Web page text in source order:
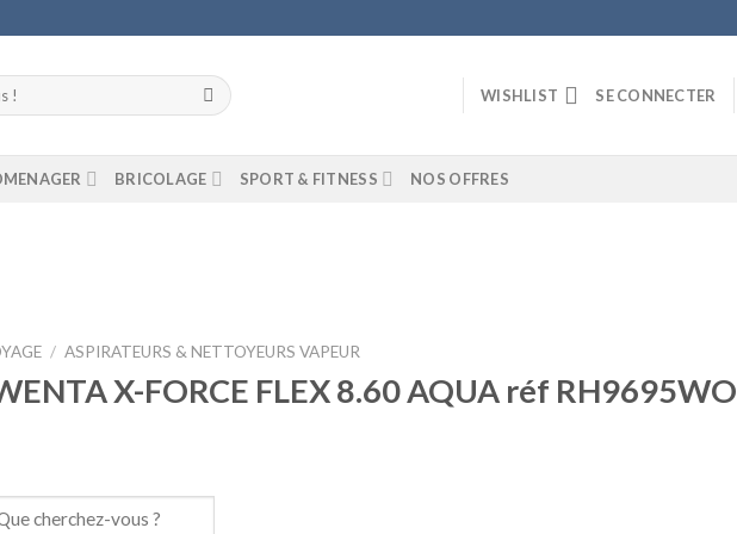
WISHLIST SE CONNECTER
BRICOLAGE SPORT & FITNESS NOS OFFRES
wishlist
/ ASPIRATEURS & NETTOYEURS VAPEUR
X-FORCE FLEX 8.60 AQUA réf RH9695WO